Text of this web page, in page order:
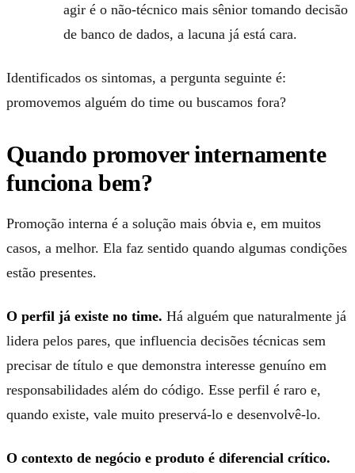
agir é o não-técnico mais sênior tomando decisão
de banco de dados, a lacuna já está cara.
Identificados os sintomas, a pergunta seguinte é:
promovemos alguém do time ou buscamos fora?
Quando promover internamente
funciona bem?
Promoção interna é a solução mais óbvia e, em muitos
casos, a melhor. Ela faz sentido quando algumas condições
estão presentes.
O perfil já existe no time. Há alguém que naturalmente já
lidera pelos pares, que influencia decisões técnicas sem
precisar de título e que demonstra interesse genuíno em
responsabilidades além do código. Esse perfil é raro e,
quando existe, vale muito preservá-lo e desenvolvê-lo.
O contexto de negócio e produto é diferencial crítico.